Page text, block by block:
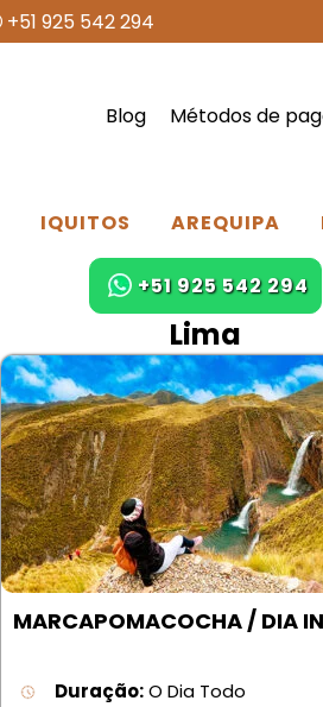
+51 925 542 294
Blog Métodos de
IQUITOS AREQUIPA
+51 925 542 294
Lima
MARCAPOMACOCHA / DIA
Duração:O Dia Todo